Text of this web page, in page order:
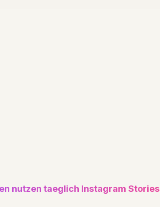
nutzen taeglich Instagram Stories